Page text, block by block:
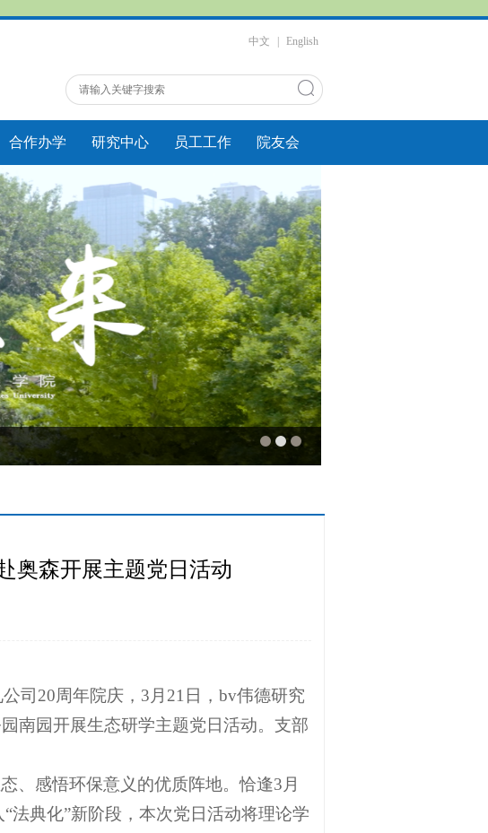
中文 English
合作办学 研究中心 员工工作 院友会
奥森开展主题党日活动
司20周年院庆，3月21日，bv伟德研究
南园开展生态研学主题党日活动。支部
、感悟环保意义的优质阵地。恰逢3月
法典化”新阶段，本次党日活动将理论学